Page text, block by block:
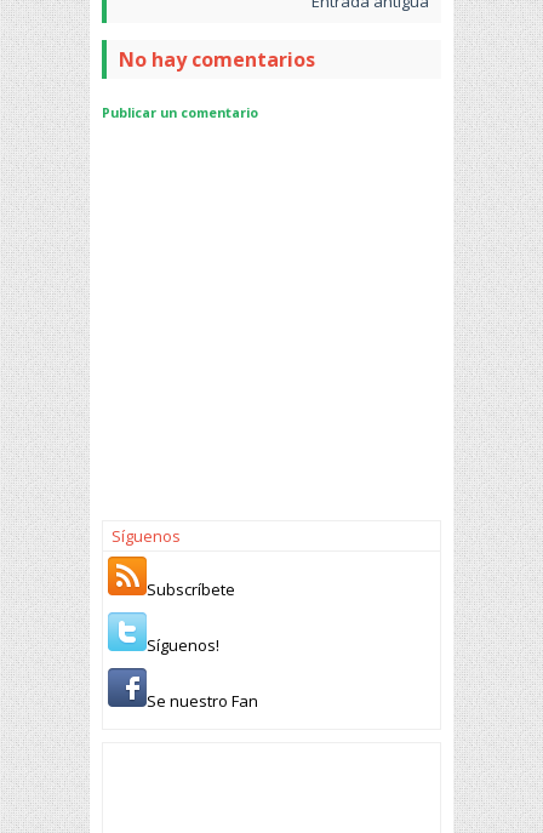
No hay comentarios
Publicar un comentario
Síguenos
Subscríbete
Síguenos!
Se nuestro Fan